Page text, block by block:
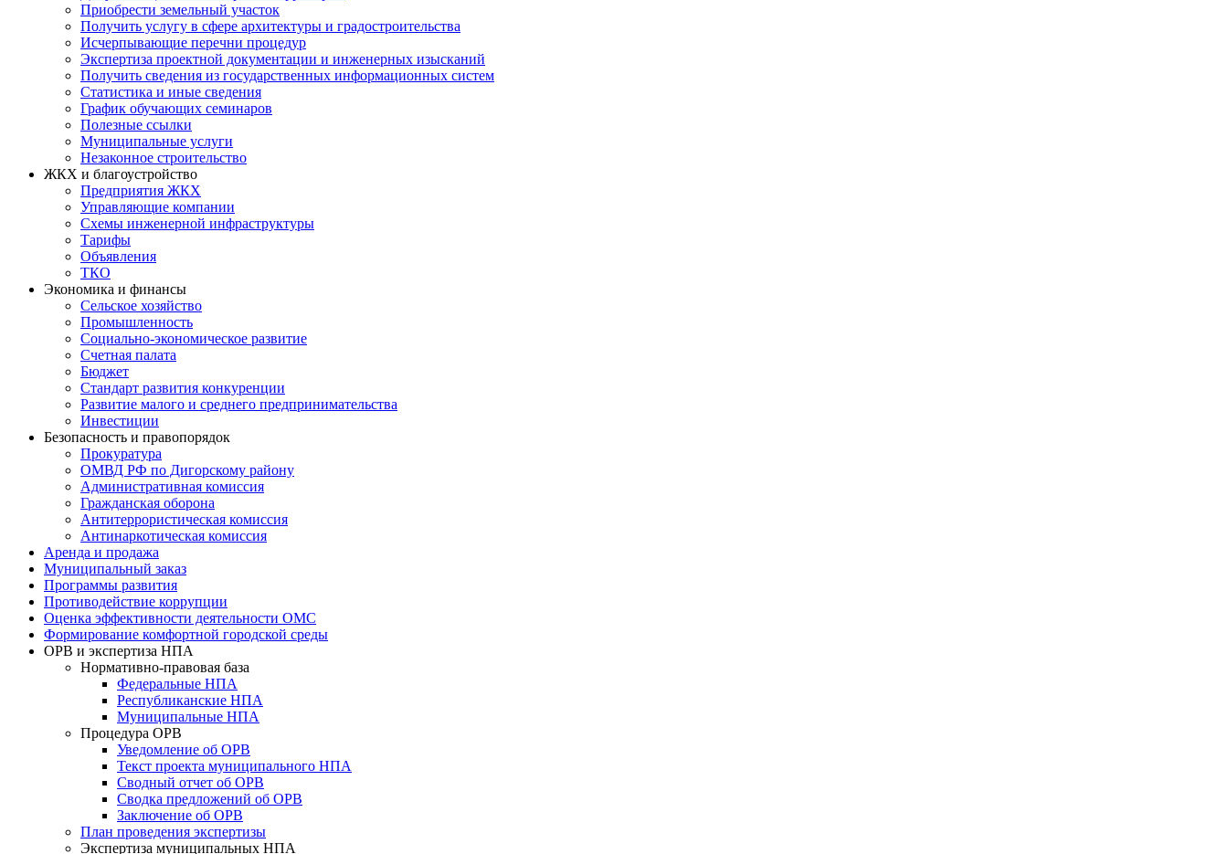
Приобрести земельный участок
Получить услугу в сфере архитектуры и градостроительства
Исчерпывающие перечни процедур
Экспертиза проектной документации и инженерных изысканий
Получить сведения из государственных информационных систем
Статистика и иные сведения
График обучающих семинаров
Полезные ссылки
Муниципальные услуги
Незаконное строительство
ЖКХ и благоустройство
Предприятия ЖКХ
Управляющие компании
Схемы инженерной инфраструктуры
Тарифы
Объявления
ТКО
Экономика и финансы
Сельское хозяйство
Промышленность
Социально-экономическое развитие
Счетная палата
Бюджет
Стандарт развития конкуренции
Развитие малого и среднего предпринимательства
Инвестиции
Безопасность и правопорядок
Прокуратура
ОМВД РФ по Дигорскому району
Административная комиссия
Гражданская оборона
Антитеррористическая комиссия
Антинаркотическая комиссия
Аренда и продажа
Муниципальный заказ
Программы развития
Противодействие коррупции
Оценка эффективности деятельности ОМС
Формирование комфортной городской среды
ОРВ и экспертиза НПА
Нормативно-правовая база
Федеральные НПА
Республиканские НПА
Муниципальные НПА
Процедура ОРВ
Уведомление об ОРВ
Текст проекта муниципального НПА
Сводный отчет об ОРВ
Сводка предложений об ОРВ
Заключение об ОРВ
План проведения экспертизы
Экспертиза муниципальных НПА